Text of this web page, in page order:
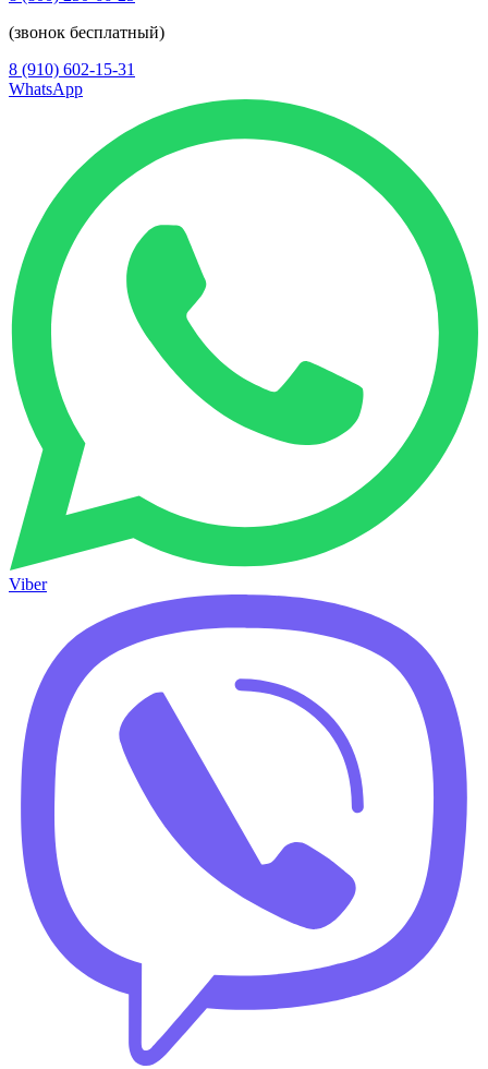
(звонок бесплатный)
8 (910) 602-15-31
WhatsApp
Viber